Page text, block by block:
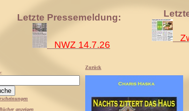
Letzte Pressemeldung:
NWZ 14.7.26
anzeigen
Zurück